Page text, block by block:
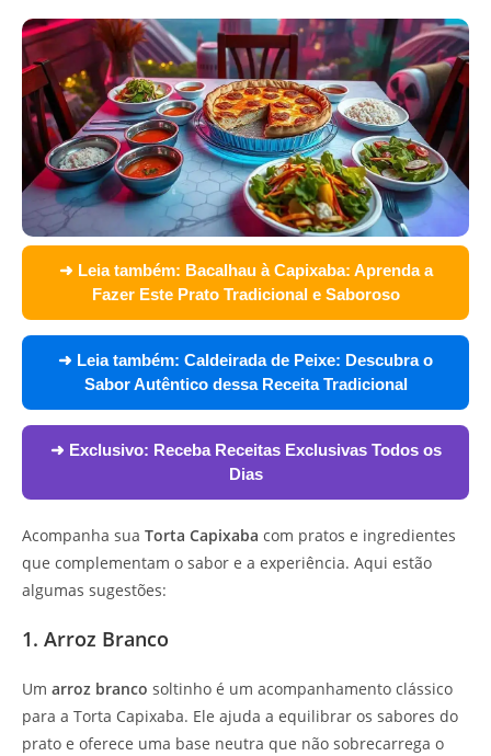
➜ Leia também: Bacalhau à Capixaba: Aprenda a
Fazer Este Prato Tradicional e Saboroso
➜ Leia também: Caldeirada de Peixe: Descubra o
Sabor Autêntico dessa Receita Tradicional
➜ Exclusivo: Receba Receitas Exclusivas Todos os
Dias
Acompanha sua Torta Capixaba com pratos e ingredientes
que complementam o sabor e a experiência. Aqui estão
algumas sugestões:
1. Arroz Branco
Um arroz branco soltinho é um acompanhamento clássico
para a Torta Capixaba. Ele ajuda a equilibrar os sabores do
prato e oferece uma base neutra que não sobrecarrega o